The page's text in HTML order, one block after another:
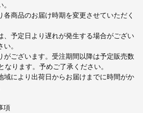
商品のお届け時期を変更させていただく
予定日より遅れが発生する場合がござい
。
ございます。受注期間以降は予定販売数
なります。予めご了承ください。
により出荷日からお届けまでに時間がか
項